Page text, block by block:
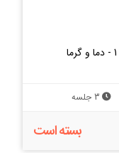
3 جلسه
بسته است